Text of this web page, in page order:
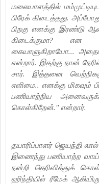
மலையாளத்தில்
பிரேக் கிடைத்தது.
பிறகு எனக்கு இரண்டு
கிடைக்குமா? என
கையாளுகிறாயோ...
என்றார். இதற்கு நான்
சார். இத்தனை
எளிமை.. எனக்கு மிகவும்
பணியாற்றிய
கொள்கிறேன்.'' என்றார்.
தயாரிப்பாளர் ஜெயந்தி
இணைந்து பணியாற்ற
நன்றி தெரிவித்துக்
ஹிந்தியில் ரீமேக்